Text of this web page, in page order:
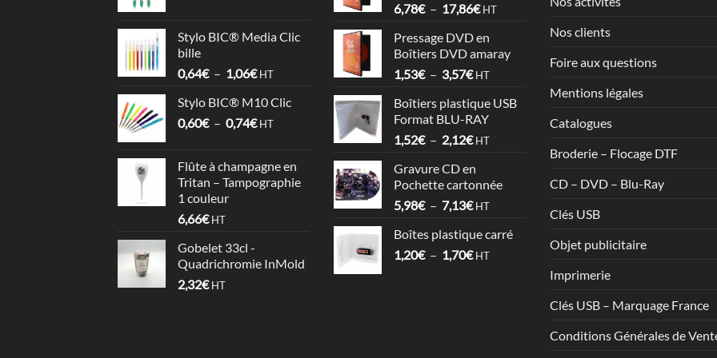
3,58€
4,09€
Stylo BIC® Media Clic
bille
0,64€ – 1,06€Plage
prix :
0,64€
HT
Stylo BIC® M10 Clic
0,60€ – 0,74€Plage
0,60€
à
HT
Flûte à champagne en
Tritan – Tampographie
1 couleur
6,66€ HT
Gobelet 33cl -
Quadrichromie InMold
2,32€ HT
6,78€ – 17,86€Plage
prix :
6,78€
à
HT
Pressage DVD en
Boîtiers DVD amaray
1,53€ – 3,57€Plage
prix :
1,53€
à
HT
Boîtiers plastique USB
Format BLU-RAY
1,52€ – 2,12€Plage
prix :
1,52€
à
HT
Gravure CD en
Pochette cartonnée
5,98€ – 7,13€Plage
prix :
5,98€
HT
Boîtes plastique carré
1,20€ – 1,70€Plage
HT
Nos clients
Foire aux questions
Mentions légales
Catalogues
Broderie – Flocage DTF
CD – DVD – Blu-Ray
Clés USB
Objet publicitaire
Imprimerie
Clés USB – Marquage France
Conditions Générales de